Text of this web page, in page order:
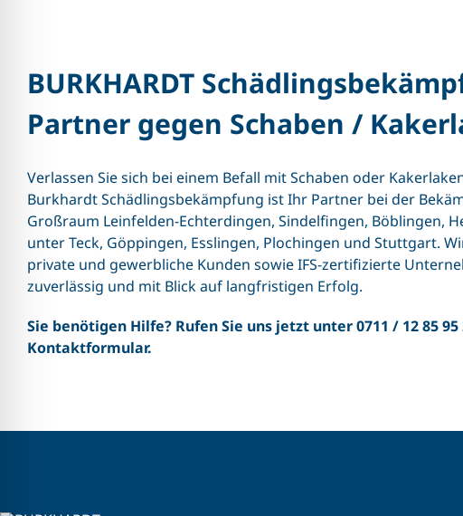
BURKHARDT
Partner gegen Schaben /
Verlassen Sie sich bei einem Befall mit Schaben oder
Burkhardt Schädlingsbekämpfung ist Ihr Partner bei der
Großraum Leinfelden-Echterdingen, Sindelfingen, Böblingen,
unter Teck, Göppingen, Esslingen, Plochingen und Stuttgart.
private und gewerbliche Kunden sowie IFS-zertifizierte
zuverlässig und mit Blick auf langfristigen Erfolg.
Sie benötigen Hilfe? Rufen Sie uns jetzt unter0711 / 12 85 95
Kontaktformular.